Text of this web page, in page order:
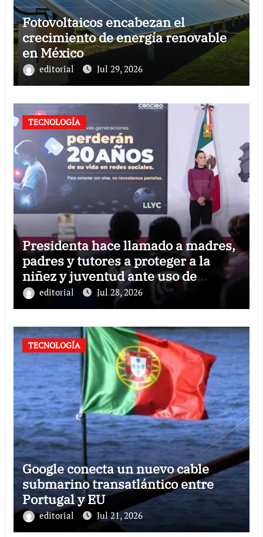
Fotovoltaicos encabezan el
crecimiento de energía renovable
en México
editorial Jul 29, 2026
TECNOLOGÍA
Presidenta hace llamado a madres,
padres y tutores a proteger a la
niñez y juventud ante uso de
plataformas digitales y redes
sociales
editorial Jul 28, 2026
TECNOLOGÍA
Google conecta un nuevo cable
submarino transatlántico entre
Portugal y EU
editorial Jul 21, 2026